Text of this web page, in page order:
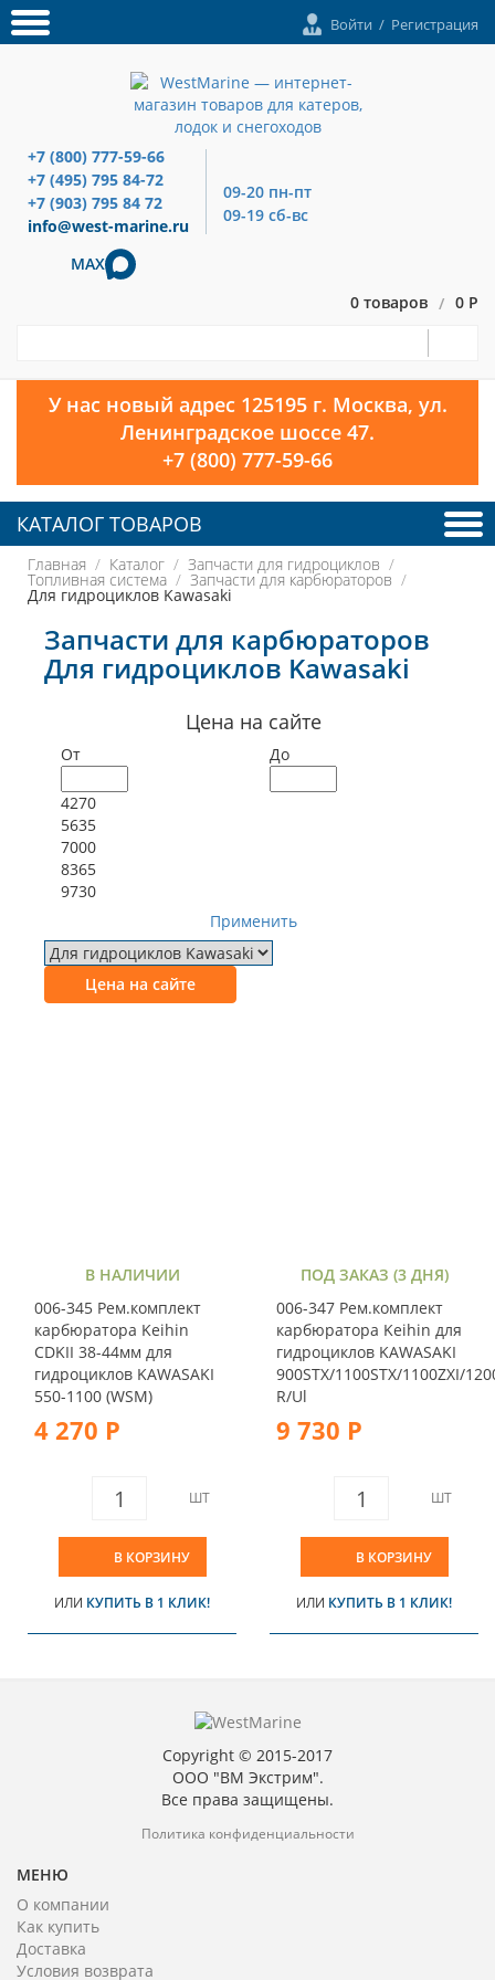
Войти / Регистрация
+7 (800) 777-59-66
+7 (495) 795 84-72
+7 (903) 795 84 72
info@west-marine.ru
09-20 пн-пт
09-19 сб-вс
MAX
0 товаров / 0 Р
У нас новый адрес 125195 г. Москва, ул.
Ленинградское шоссе 47.
+7 (800) 777-59-66
КАТАЛОГ ТОВАРОВ
Главная Каталог Запчасти для гидроциклов
Топливная система Запчасти для карбюраторов
Для гидроциклов Kawasaki
Запчасти для карбюраторов
Для гидроциклов Kawasaki
Цена на сайте
От До
4270
5635
7000
8365
9730
Применить
Цена на сайте
В НАЛИЧИИ
006-345 Рем.комплект
карбюратора Keihin
CDKII 38-44мм для
гидроциклов KAWASAKI
550-1100 (WSM)
4 270 Р
ШТ
В КОРЗИНУ
ИЛИ КУПИТЬ В 1 КЛИК!
ПОД ЗАКАЗ (3 ДНЯ)
006-347 Рем.комплект
карбюратора Keihin для
гидроциклов KAWASAKI
900STX/1100STX/1100ZXI/
R/Ul
9 730 Р
ШТ
В КОРЗИНУ
ИЛИ КУПИТЬ В 1 КЛИК!
Copyright © 2015-2017
ООО "ВМ Экстрим".
Все права защищены.
Политика конфиденциальности
МЕНЮ
О компании
Как купить
Доставка
Условия возврата